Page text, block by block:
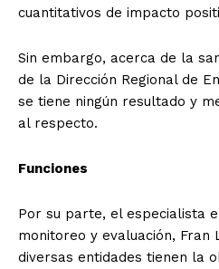
cuantitativos de impacto
Sin embargo, acerca de la
de la Dirección Regional de
se tiene ningún resultado y
al respecto.
Funciones
Por su parte, el especialista
monitoreo y evaluación, Fran
diversas entidades tienen la